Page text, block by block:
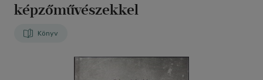
képzőművészekkel
Könyv